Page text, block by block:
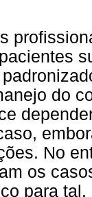
do
No
os
para tal.